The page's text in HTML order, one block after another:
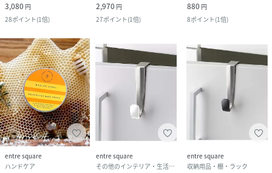
3,080 円
28ポイント(1倍)
2,970 円
27ポイント(1倍)
880 円
8ポイント(1倍)
entre square
ハンドケア
entre square
その他のインテリア・生活雑貨
entre square
収納用品・棚・ラック